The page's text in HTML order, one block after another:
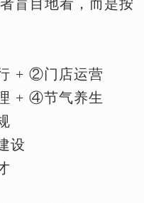
盲目地看，而是按
+ ②门店运营
+ ④节气养生
设